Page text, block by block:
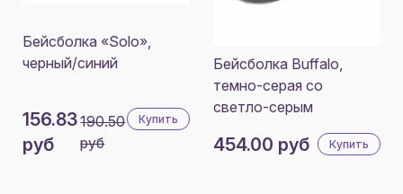
Бейсболка «Solo»,
черный/синий
156.83
руб
190.50
руб
Купить
Бейсболка Buffalo,
темно-серая со
светло-серым
454.00 руб Купить